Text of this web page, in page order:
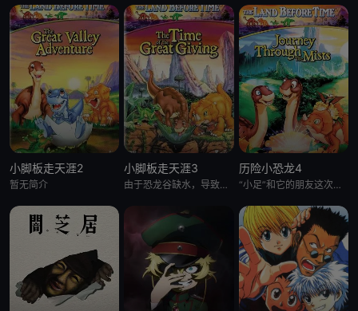
小脚板走天涯2
暂无简介
小脚板走天涯3
由于恐龙谷缺水，导致大恐龙们反目成仇，“小足”和它四位朋友为此展开寻水之旅。一路上，小恐龙们历经暴龙的攻击
历险小恐龙4
“小足”和它的朋友这次又有新的冒险了。在“小足”所居住的大峡谷外，有一块曾是干燥地，现今却变成沼泽的“神秘